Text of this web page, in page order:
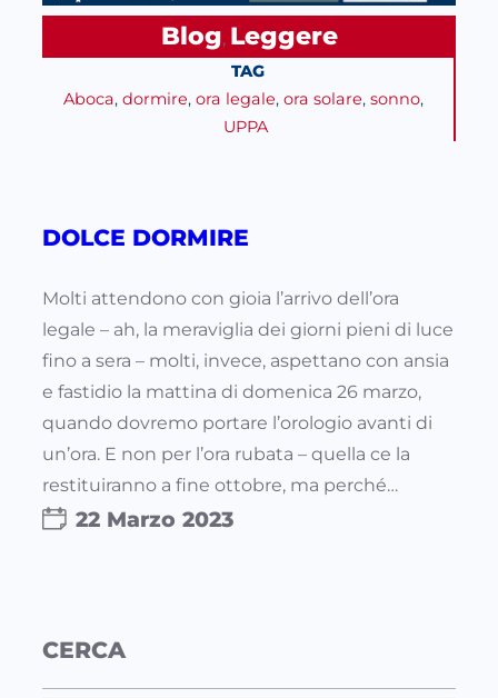
Blog, Leggere
TAG
Aboca, dormire, ora legale, ora solare, sonno,
UPPA
DOLCE DORMIRE
Molti attendono con gioia l’arrivo dell’ora
legale – ah, la meraviglia dei giorni pieni di luce
fino a sera – molti, invece, aspettano con ansia
e fastidio la mattina di domenica 26 marzo,
quando dovremo portare l’orologio avanti di
un’ora. E non per l’ora rubata – quella ce la
restituiranno a fine ottobre, ma perché…
22 Marzo 2023
CERCA